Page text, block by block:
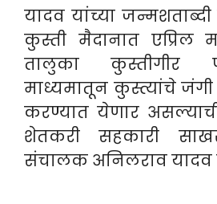
यादव यांच्या जन्मशताब्दी
कुस्ती मैदानात एप्रिल
तालुका कुस्तीगीर
माध्यमातून कुस्त्यांचे
करण्यात येणार असल्याची
शेतकरी सहकारी
संचालक अनिलराव यादव